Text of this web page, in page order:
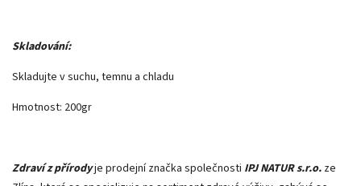
Skladování:
Skladujte v suchu, temnu a chladu
Hmotnost: 200gr
Zdraví z přírodyje prodejní značka společnosti IPJ NATUR s.r.o. ze